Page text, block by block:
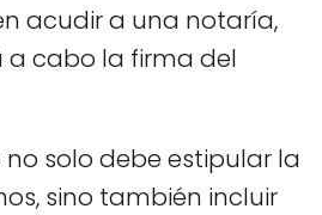
acudir a una notaría,
a cabo la firma del
solo debe estipular la
sino también incluir